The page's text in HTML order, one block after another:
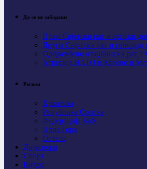
Да се не заборави
Први Свјeтски рат и српски
Други Свјетски рат и
Одбрамбено отаџбински рат
Агресија НАТО и Косово и
Регион
Хрватска
Република Српска
Федерација БиХ
Црна Гора
Остало
Дијаспора
Спорт
Видео